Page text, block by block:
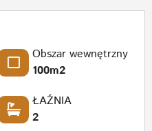
Obszar wewnętrzny
100m2
ŁAŹNIA
2